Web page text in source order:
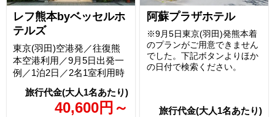
レフ熊本byベッセルホ
テルズ
40,600円 ～
東京(羽田)空港発／往復熊
本空港利用／9月5日出発一
例／1泊2日／2名1室利用時
阿蘇プラザホテル
※9月5日東京(羽田)発熊本着
のプランがご用意できません
でした。下記ボタンよりほか
の日付で検索ください。